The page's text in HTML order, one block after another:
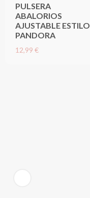
PULSERA
ABALORIOS
AJUSTABLE ESTILO
PANDORA
12,99 €